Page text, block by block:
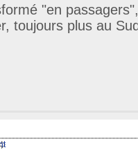
"en
toujours plus au